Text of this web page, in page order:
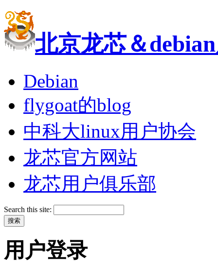
北京龙芯＆
Debian
flygoat的blog
中科大linux用户协会
龙芯官方网站
龙芯用户俱乐部
Search this site:
用户登录